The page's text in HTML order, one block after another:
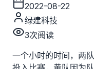
2022-08-22
绿建科技
3次阅读
一个小时的时间，两